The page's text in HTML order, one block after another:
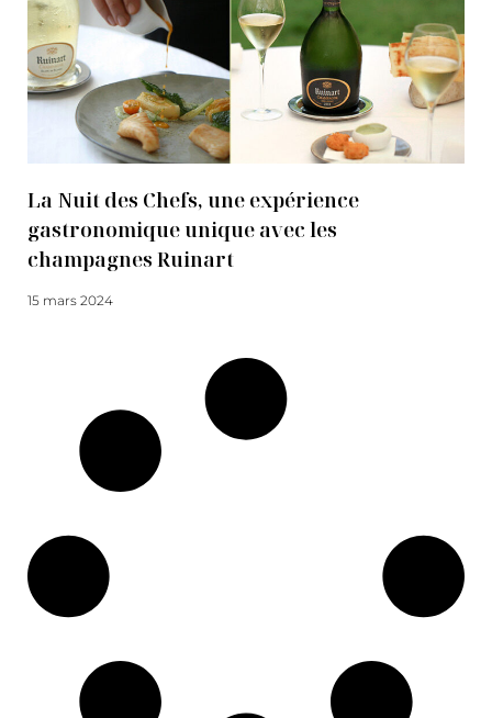
La Nuit des Chefs, une expérience
gastronomique unique avec les
champagnes Ruinart
15 mars 2024